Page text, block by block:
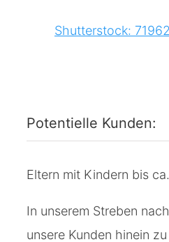
Shutterstock:
Potentielle Kunden:
Eltern mit Kindern bis
In unserem Streben
unsere Kunden hinein